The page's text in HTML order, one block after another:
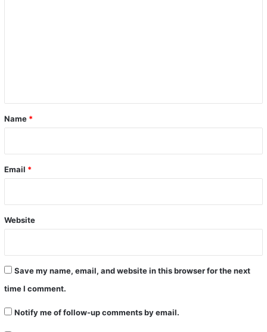
*
Name *
Email *
Website
Save my name, email, and website in this browser for the next
time I comment.
Notify me of follow-up comments by email.